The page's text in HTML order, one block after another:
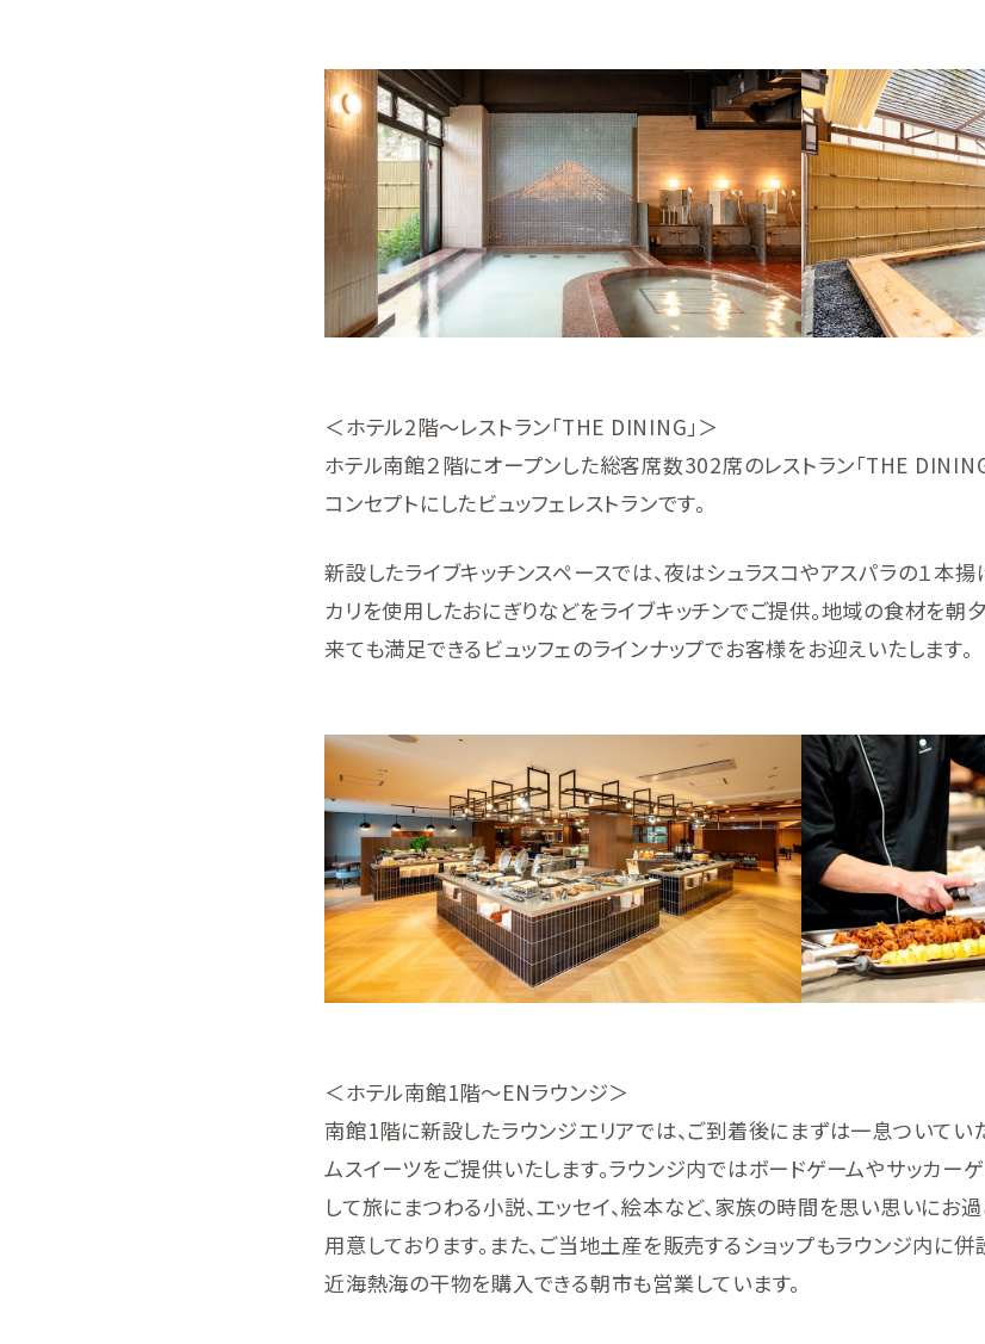
＜ホテル2階～レストラン「THE DINING」＞
ホテル南館２階にオープンした総客席数302席のレストラン「THE DINING
コンセプトにしたビュッフェレストランです。
新設したライブキッチンスペースでは、夜はシュラスコやアスパラの１本
カリを使用したおにぎりなどをライブキッチンでご提供。地域の食材を朝
来ても満足できるビュッフェのラインナップでお客様をお迎えいたします。
＜ホテル南館1階～ENラウンジ＞
南館1階に新設したラウンジエリアでは、ご到着後にまずは一息ついてい
ムスイーツをご提供いたします。ラウンジ内ではボードゲームやサッカー
して旅にまつわる小説、エッセイ、絵本など、家族の時間を思い思いにお
用意しております。また、ご当地土産を販売するショップもラウンジ内に併
近海熱海の干物を購入できる朝市も営業しています。